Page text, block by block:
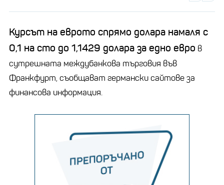
Курсът на еврото спрямо долара намаля с
0,1 на сто до 1,1429 долара за едно евро в
сутрешната междубанкова търговия във
Франкфурт, съобщават германски сайтове за
финансова информация.